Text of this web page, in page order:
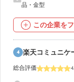
品・金型
この企業を
4 楽天コミュニケ
総合評価